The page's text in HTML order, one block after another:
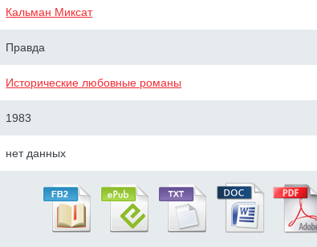
Кальман Миксат
Правда
Исторические любовные романы
1983
нет данных